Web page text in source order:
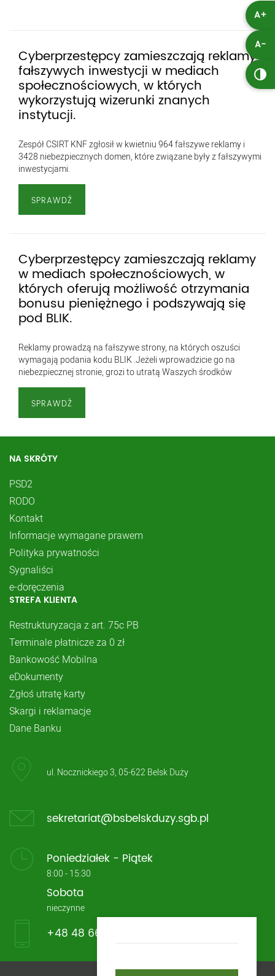
A+
A-
Cyberprzestępcy zamieszczają reklamy
fałszywych inwestycji w mediach
społecznościowych, w których
wykorzystują wizerunki znanych
instytucji.
Zespół CSIRT KNF zgłosił w kwietniu 964 fałszywe reklamy i
3428 niebezpiecznych domen, które związane były z fałszywymi
inwestycjami.
SPRAWDŹ
Cyberprzestępcy zamieszczają reklamy
w mediach społecznościowych, w
których oferują możliwość otrzymania
bonusu pieniężnego i podszywają się
pod BLIK.
Reklamy prowadzą na fałszywe strony, na których oszuści
wymagają podania kodu BLIK .Jeżeli wprowadzicie go na
niebezpiecznej stronie, grozi to utratą Waszych środków
SPRAWDŹ
NA SKRÓTY
PSD2
RODO
Kontakt
Informacje wymagane prawem
Polityka prywatności
Sygnaliści
e-doręczenia
STREFA KLIENTA
Restrukturyzacja z art. 75c PB
Terminale płatnicze za 0 zł
Bankowość Mobilna
eDokumenty
Zgłoś utratę karty
Skargi i reklamacje
Dane Banku
ul. Nocznickiego 3, 05-622 Belsk Duży
sekretariat@bsbelskduzy.sgb.pl
Poniedziałek - Piątek
8:00 - 15:30
Sobota
nieczynne
+48 48 661 13 33